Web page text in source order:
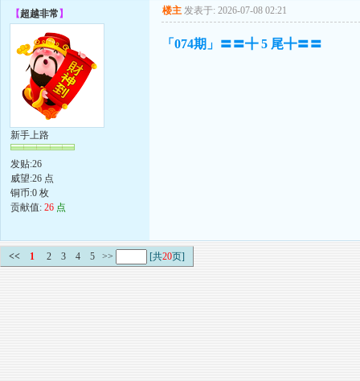
【超越非常 】
新手上路
发贴:26
威望:26 点
铜币:0 枚
贡献值: 26 点
楼主 发表于: 2026-07-08 02:21
「074期」〓〓╋ 5 尾╋〓〓
<< 1 2 3 4 5 >> [共20页]